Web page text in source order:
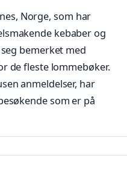
Norge, som har
kebaber og
bemerket med
de fleste lommebøker.
anmeldelser, har
som er på